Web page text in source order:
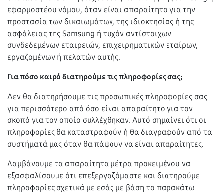
εφαρμοστέου νόμου, όταν είναι απαραίτητο για την
προστασία των δικαιωμάτων, της ιδιοκτησίας ή της
ασφάλειας της Samsung ή τυχόν αντίστοιχων
συνδεδεμένων εταιρειών, επιχειρηματικών εταίρων,
εργαζομένων ή πελατών αυτής.
Για πόσο καιρό διατηρούμε τις πληροφορίες σας;
Δεν θα διατηρήσουμε τις προσωπικές πληροφορίες σας
για περισσότερο από όσο είναι απαραίτητο για τον
σκοπό για τον οποίο συλλέχθηκαν. Αυτό σημαίνει ότι οι
πληροφορίες θα καταστραφούν ή θα διαγραφούν από τα
συστήματά μας όταν θα πάψουν να είναι απαραίτητες.
Λαμβάνουμε τα απαραίτητα μέτρα προκειμένου να
εξασφαλίσουμε ότι επεξεργαζόμαστε και διατηρούμε
πληροφορίες σχετικά με εσάς με βάση το παρακάτω